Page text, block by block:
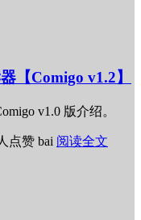
【Comigo v1.2】
v1.0 版介绍。
点赞 bai 阅读全文